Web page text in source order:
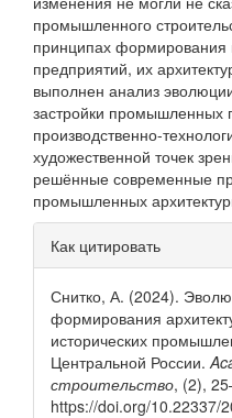
промышленного
принципах формирования
предприятий, их
выполнен анализ
застройки промышленных
производственно-
художественной точек
решённые современные
промышленных
о статье
Как цитировать
Снитко, А. (2024).
формирования
исторических
Центральной России.
строительство, (2),
https://doi.org/10.22337/